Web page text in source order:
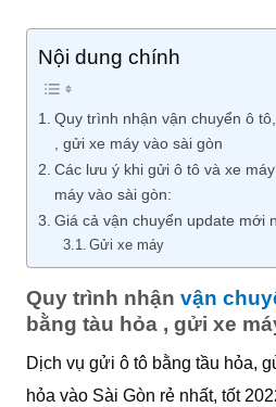
Nội dung chính
Quy trình nhận vận chuyển ô
, gửi xe máy vào sài gòn
Các lưu ý khi gửi ô tô và xe
máy vào sài gòn:
Giá cả vận chuyển update mới
Gửi xe máy
Quy trình nhận vận
bằng tàu hỏa , gửi xe
Dịch vụ gửi ô tô bằng tầu hỏa,
hỏa vào Sài Gòn rẻ nhất, tốt